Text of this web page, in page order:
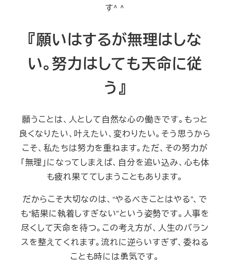
す^ ^
『願いはするが無理はしな
い。努力はしても天命に従
う』
願うことは、人として自然な心の働きです。もっと
良くなりたい、叶えたい、変わりたい。そう思うから
こそ、私たちは努力を重ねます。ただ、その努力が
「無理」になってしまえば、自分を追い込み、心も体
も疲れ果ててしまうこともあります。
だからこそ大切なのは、“やるべきことはやる”、で
も“結果に執着しすぎない”という姿勢です。人事を
尽くして天命を待つ。この考え方が、人生のバラン
スを整えてくれます。流れに逆らいすぎず、委ねる
ことも時には勇気です。